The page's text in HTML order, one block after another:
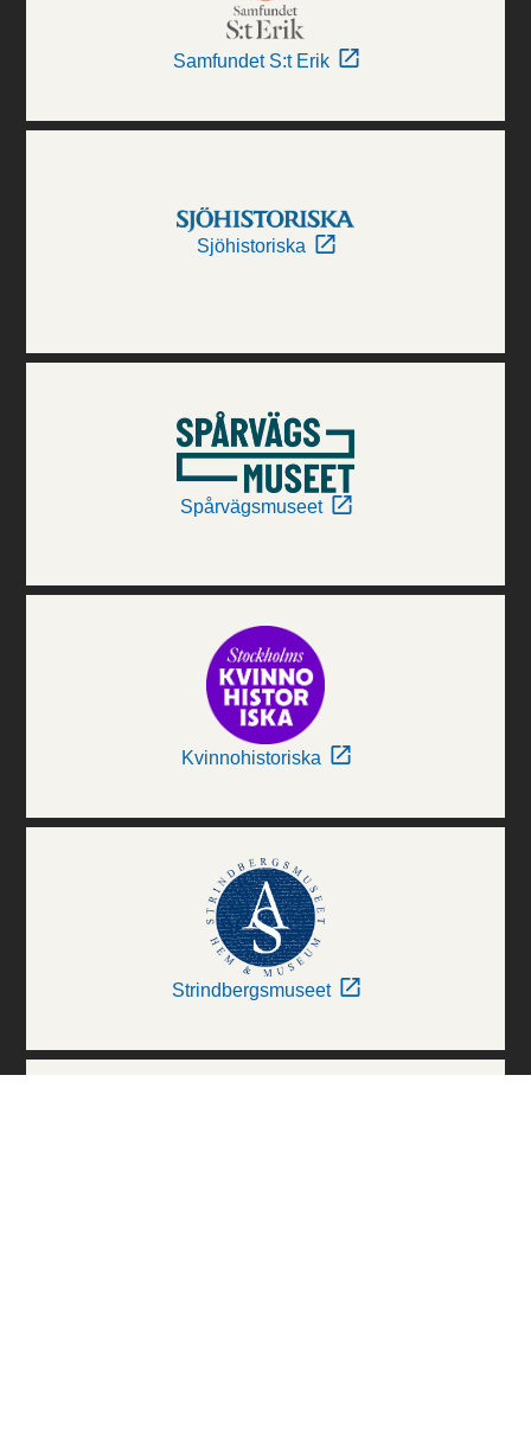
Samfundet S:t Erik
Sjöhistoriska
Spårvägsmuseet
Kvinnohistoriska
Strindbergsmuseet